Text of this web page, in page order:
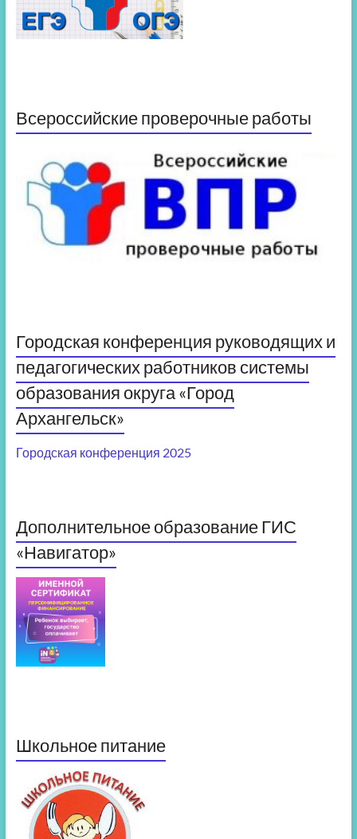
Всероссийские проверочные работы
Городская конференция руководящих и
педагогических работников системы
образования округа «Город
Архангельск»
Городская конференция 2025
Дополнительное образование ГИС
«Навигатор»
Школьное питание